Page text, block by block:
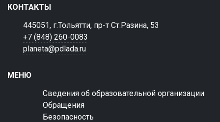
КОНТАКТЫ
445051, г.Тольятти, пр-т Ст.Разина, 53
+7 (848) 260-0083
planeta@pdlada.ru
МЕНЮ
Сведения об образовательной организации
Обращения
Безопасность